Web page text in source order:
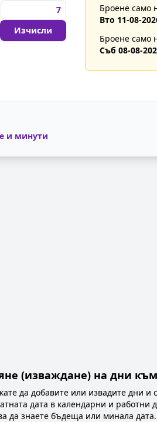
Изчисли
Броене само
Вто 11-08-
Броене само
Съб 08-08-
и минути
(изваждане) на дни
да добавите или извадите дни
дата в календарни и работни
да знаете бъдеща или минала дата.